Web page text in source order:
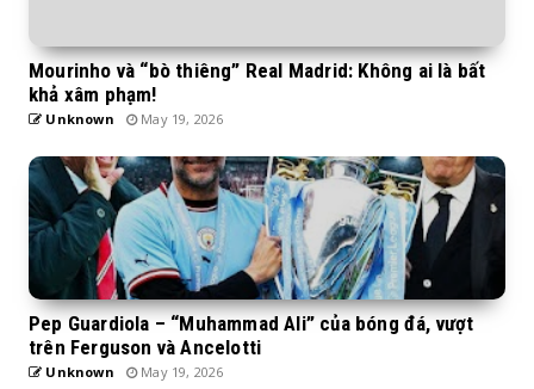
Mourinho và “bò thiêng” Real Madrid: Không ai là bất
khả xâm phạm!
Unknown May 19, 2026
Pep Guardiola – “Muhammad Ali” của bóng đá, vượt
trên Ferguson và Ancelotti
Unknown May 19, 2026